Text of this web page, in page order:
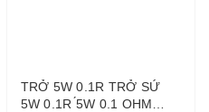
TRỞ 5W 0.1R TRỞ SỨ
5W 0.1R ́5W 0.1 OHM